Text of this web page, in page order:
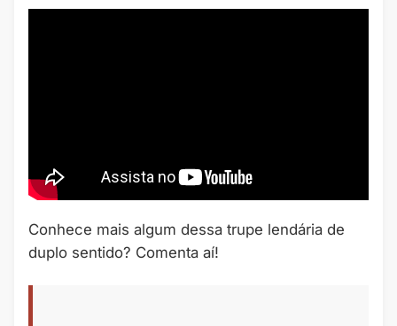
Conhece mais algum dessa trupe lendária de
duplo sentido? Comenta aí!